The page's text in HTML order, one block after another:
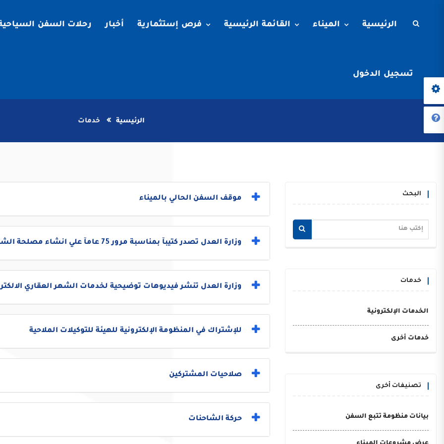
الرئيسية الميناء القائمة الرئيسية فرص إستثمارية أخبار رحلات السفن
تسجيل الدخول
الرئيسية خدمات
البحث
خدمات
الخدمات الإلكترونية
خدمات أخرى
تصنيفات أخرى
بيانات منظومة تتبع السفن
موقف السفن الحالي بالميناء
وزارة العدل تصدر كتيبآ بمناسبة مرور 75 عامآ علي انشاء مصلحة الشهر العقاري
وزارة العدل تنشر فيديوهات توضيحية لخدمات الشهر العقاري
للإشتراك في المنظومة الإلكترونية للهيئة للتوكيلات الملاحية
صلاحيات المشتركين
حركة الشاحنات